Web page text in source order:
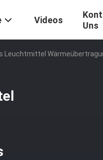
Videos
Uns
Leuchtmittel